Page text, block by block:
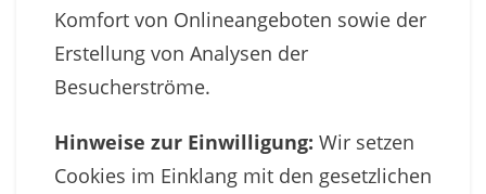
Komfort von Onlineangeboten sowie der
Erstellung von Analysen der
Besucherströme.
Hinweise zur Einwilligung: Wir setzen
Cookies im Einklang mit den gesetzlichen